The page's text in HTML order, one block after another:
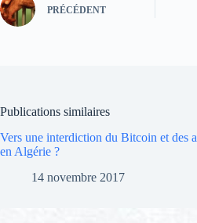
PRÉCÉDENT
Publications similaires
Vers une interdiction du Bitcoin et des
en Algérie ?
14 novembre 2017